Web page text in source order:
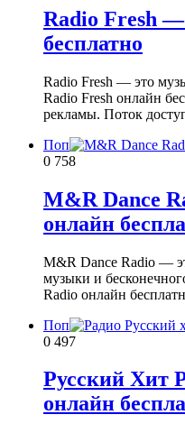
Radio Fresh
бесплатно
Radio Fresh — это
Radio Fresh онлайн
рекламы. Поток
Поп
0 758
M&R Dance
онлайн
M&R Dance Radio —
музыки и
Radio онлайн
Поп
0 497
Русский Хит
онлайн